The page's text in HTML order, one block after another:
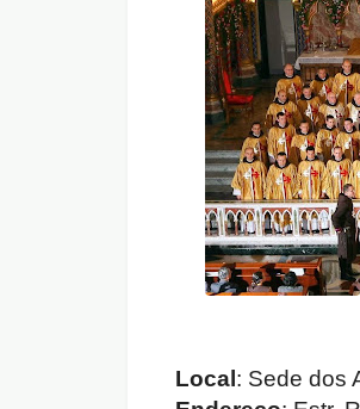
Local : Sede dos